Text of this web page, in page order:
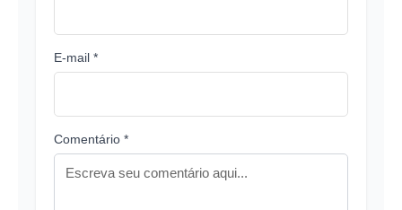
E-mail *
Comentário *